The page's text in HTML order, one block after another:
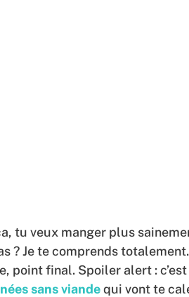
tu veux manger plus
? Je te comprends
point final. Spoiler alert :
sans viandequi vont te